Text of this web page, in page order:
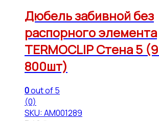
Дюбель забивной без
распорного элемента
TERMOCLIP Стена 5
800шт)
0out of 5
(0)
SKU: АМ001289